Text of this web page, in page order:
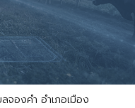
จองคำ อำเภอเมือง